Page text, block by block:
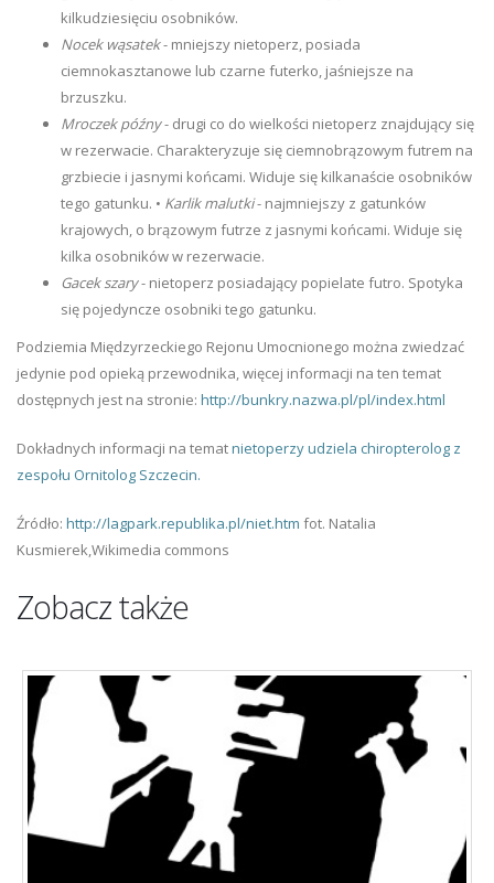
kilkudziesięciu osobników.
Nocek wąsatek- mniejszy nietoperz, posiada
ciemnokasztanowe lub czarne futerko, jaśniejsze na
brzuszku.
Mroczek późny- drugi co do wielkości nietoperz znajdujący się
w rezerwacie. Charakteryzuje się ciemnobrązowym futrem na
grzbiecie i jasnymi końcami. Widuje się kilkanaście osobników
tego gatunku. • Karlik malutki- najmniejszy z gatunków
krajowych, o brązowym futrze z jasnymi końcami. Widuje się
kilka osobników w rezerwacie.
Gacek szary- nietoperz posiadający popielate futro. Spotyka
się pojedyncze osobniki tego gatunku.
Podziemia Międzyrzeckiego Rejonu Umocnionego można zwiedzać
jedynie pod opieką przewodnika, więcej informacji na ten temat
dostępnych jest na stronie: http://bunkry.nazwa.pl/pl/index.html
Dokładnych informacji na tematnietoperzy udziela chiropterolog z
zespołu Ornitolog Szczecin.
Źródło: http://lagpark.republika.pl/niet.htm fot. Natalia
Kusmierek,Wikimedia commons
Zobacz także